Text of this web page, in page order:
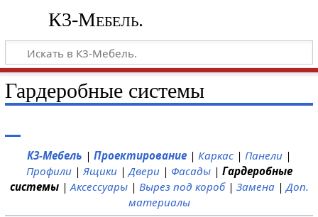
К3-Мебель.
Гардеробные системы
К3-Мебель | Проектирование | Каркас | Панели |
Профили| Ящики| Двери| Фасады| Гардеробные
системы| Аксессуары| Вырез под короб| Замена| Доп.
материалы